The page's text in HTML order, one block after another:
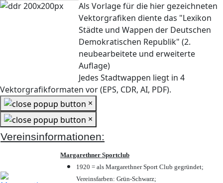
Als Vorlage für die hier gezeichneten
Vektorgrafiken diente das "Lexikon
Städte und Wappen der Deutschen
Demokratischen Republik" (2.
neubearbeitete und erweiterte
Auflage)
Jedes Stadtwappen liegt in 4
Vektorgrafikformaten vor (EPS, CDR, AI, PDF).
×
×
Vereinsinformationen:
Margarethner Sportclub
1920 = als Margarethner Sport Club gegründet;
Vereinsfarben: Grün-Schwarz;